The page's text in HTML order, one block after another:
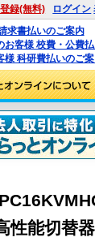
録(無料) ログイン
求書払いのご案内
お客様 校費・公費
様 科研費払いのご
性能切替